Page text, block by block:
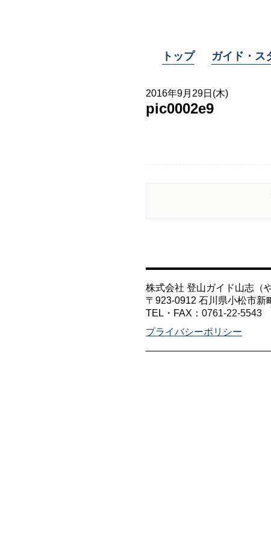
トップ ガイド・ス
2016年9月29日(木)
pic0002e9
株式会社 登山ガイド山志（
〒923-0912 石川県小松市新
TEL・FAX： 0761-22-5543
プライバシーポリシー